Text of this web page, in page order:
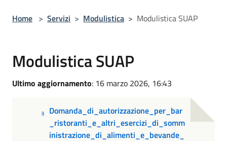
Home > Servizi > Modulistica > Modulistica SUAP
Modulistica SUAP
Ultimo aggiornamento: 16 marzo 2026, 16:43
Domanda_di_autorizzazione_per_bar
_ristoranti_e_altri_esercizi_di_somm
inistrazione_di_alimenti_e_bevande_